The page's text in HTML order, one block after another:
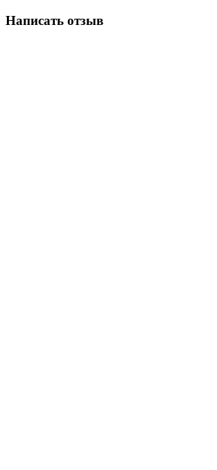
Написать отзыв